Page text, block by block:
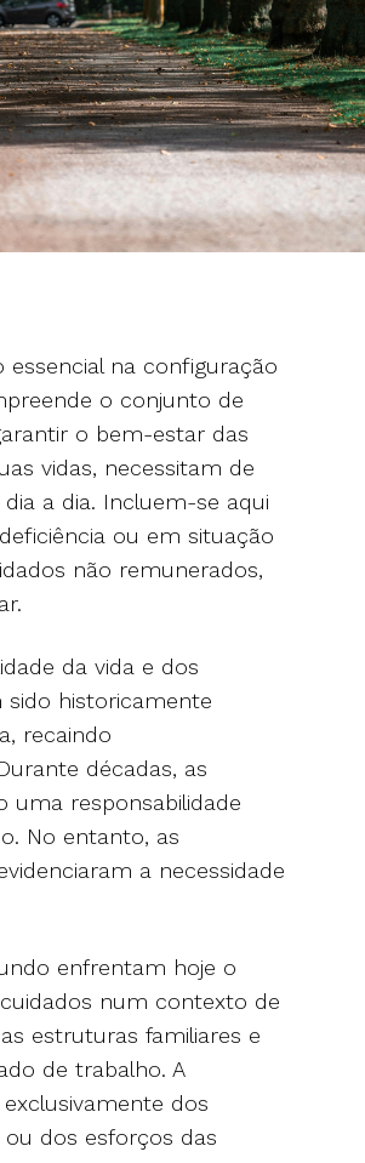
na configuração
o conjunto de
o bem-estar das
vidas, necessitam de
a dia. Incluem-se aqui
ou em situação
não remunerados,
da vida e dos
sido historicamente
recaindo
décadas, as
uma responsabilidade
No entanto, as
a necessidade
enfrentam hoje o
num contexto de
estruturas familiares e
de trabalho. A
dos
dos esforços das